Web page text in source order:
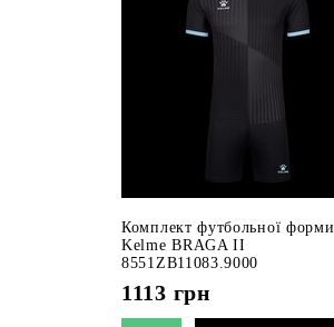
Комплект футбольної форми
Kelme BRAGA II
8551ZB11083.9000
1113 грн